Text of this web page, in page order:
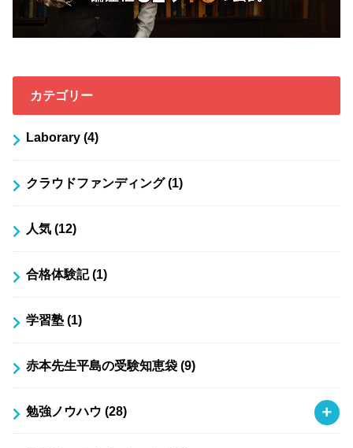
カテゴリー
Laborary (4)
クラウドファンディング(1)
人気 (12)
合格体験記(1)
学習塾 (1)
赤本先生平島の受験知恵袋 (9)
勉強ノウハウ (28)